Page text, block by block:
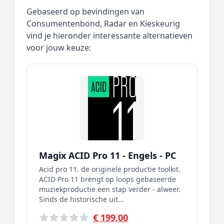
Gebaseerd op bevindingen van
Consumentenbond, Radar en Kieskeurig
vind je hieronder interessante alternatieven
voor jouw keuze:
Magix ACID Pro 11 - Engels - PC
Acid pro 11. de originele productie toolkit.
ACID Pro 11 brengt op loops gebaseerde
muziekproductie een stap verder - alweer.
Sinds de historische uit...
€ 199,00